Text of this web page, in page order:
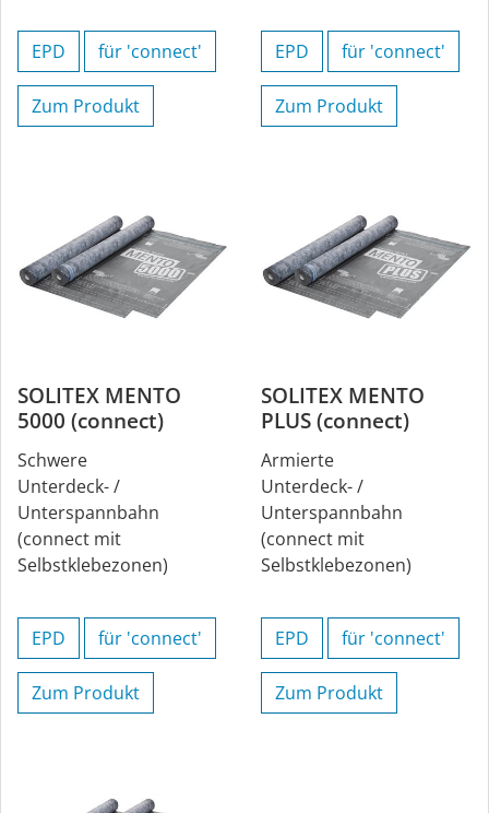
EPD für 'connect'
Zum Produkt
EPD für 'connect'
Zum Produkt
SOLITEX MENTO
5000 (connect)
Schwere
Unterdeck- /
Unterspannbahn
(connect mit
Selbstklebezonen)
EPD für 'connect'
Zum Produkt
SOLITEX MENTO
PLUS (connect)
Armierte
Unterdeck- /
Unterspannbahn
(connect mit
Selbstklebezonen)
EPD für 'connect'
Zum Produkt